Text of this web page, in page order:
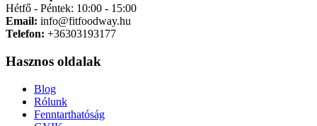
Hétfő - Péntek: 10:00 - 15:00
Email: info@fitfoodway.hu
Telefon: +36303193177
Hasznos oldalak
Blog
Rólunk
Fenntarthatóság